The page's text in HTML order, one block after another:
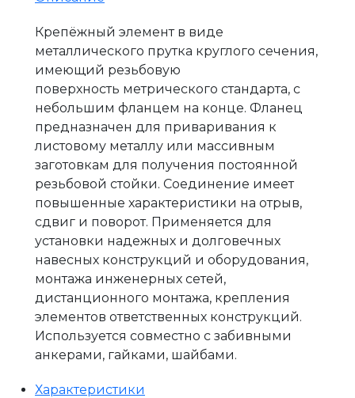
Крепёжный элемент в виде
металлического прутка круглого сечения,
имеющий резьбовую
поверхность метрического стандарта, с
небольшим фланцем на конце. Фланец
предназначен для приваривания к
листовому металлу или массивным
заготовкам для получения постоянной
резьбовой стойки. Соединение имеет
повышенные характеристики на отрыв,
сдвиг и поворот. Применяется для
установки надежных и долговечных
навесных конструкций и оборудования,
монтажа инженерных сетей,
дистанционного монтажа, крепления
элементов ответственных конструкций.
Используется совместно с забивными
анкерами, гайками, шайбами.
Характеристики